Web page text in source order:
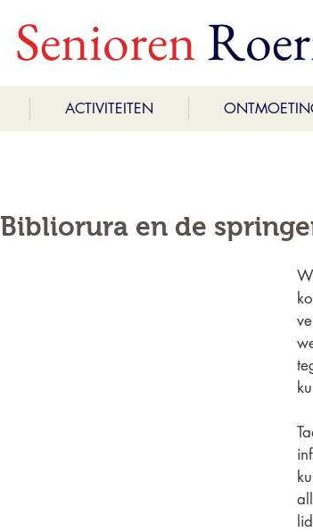
Senioren
ACTIVITEITEN
Bibliorura en de